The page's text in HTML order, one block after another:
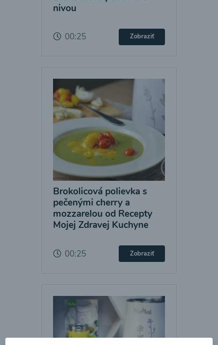
nivou
00:25 Zobraziť
Brokolicová polievka s
pečenými cherry a
mozzarelou od Recepty
Mojej Zdravej Kuchyne
00:25 Zobraziť